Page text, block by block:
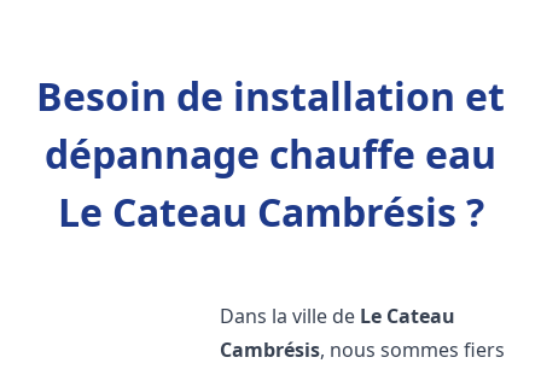
Besoin de installation et
dépannage chauffe eau
Le Cateau Cambrésis ?
Dans la ville de Le Cateau
Cambrésis, nous sommes fiers